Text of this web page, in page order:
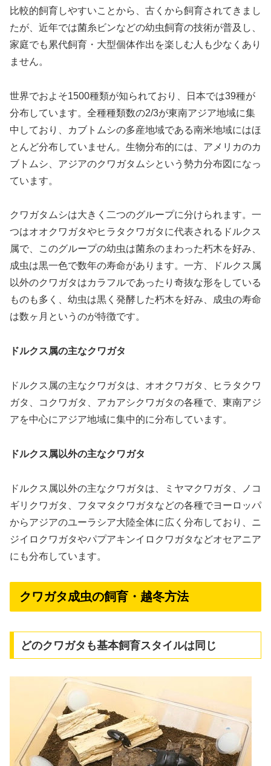
比較的飼育しやすいことから、古くから飼育されてきまし
たが、近年では菌糸ビンなどの幼虫飼育の技術が普及し、
家庭でも累代飼育・大型個体作出を楽しむ人も少なくあり
ません。
世界でおよそ1500種類が知られており、日本では39種が
分布しています。全種種類数の2/3が東南アジア地域に集
中しており、カブトムシの多産地域である南米地域にはほ
とんど分布していません。生物分布的には、アメリカのカ
ブトムシ、アジアのクワガタムシという勢力分布図になっ
ています。
クワガタムシは大きく二つのグループに分けられます。一
つはオオクワガタやヒラタクワガタに代表されるドルクス
属で、このグループの幼虫は菌糸のまわった朽木を好み、
成虫は黒一色で数年の寿命があります。一方、ドルクス属
以外のクワガタはカラフルであったり奇抜な形をしている
ものも多く、幼虫は黒く発酵した朽木を好み、成虫の寿命
は数ヶ月というのが特徴です。
ドルクス属の主なクワガタ
ドルクス属の主なクワガタは、オオクワガタ、ヒラタクワ
ガタ、コクワガタ、アカアシクワガタの各種で、東南アジ
アを中心にアジア地域に集中的に分布しています。
ドルクス属以外の主なクワガタ
ドルクス属以外の主なクワガタは、ミヤマクワガタ、ノコ
ギリクワガタ、フタマタクワガタなどの各種でヨーロッパ
からアジアのユーラシア大陸全体に広く分布しており、ニ
ジイロクワガタやパプアキンイロクワガタなどオセアニア
にも分布しています。
クワガタ成虫の飼育・越冬方法
どのクワガタも基本飼育スタイルは同じ